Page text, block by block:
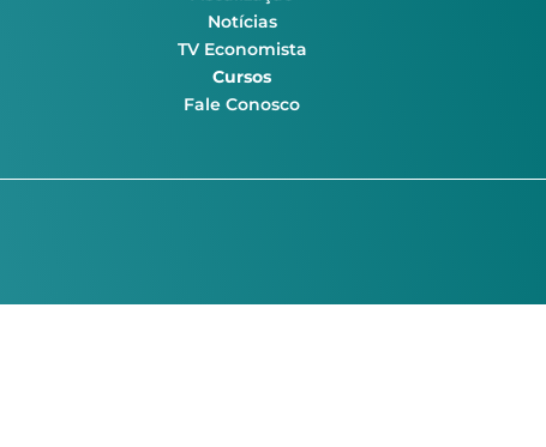
Notícias
TV Economista
Cursos
Fale Conosco